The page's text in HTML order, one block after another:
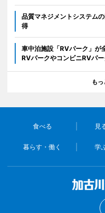
品質マネジメントシステム
得
車中泊施設「RVパーク」が
RVパークやコンビニRVパ
も
食べる 見
暮らす・働く 学